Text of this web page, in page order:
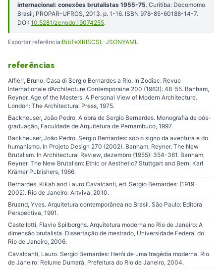
internacional: conexões brutalistas 1955-75. Curitiba: Docomomo
Brasil; PROPAR-UFRGS, 2013. p. 1-16. ISBN 978-85-60188-14-7.
DOI: 10.5281/zenodo.19074255.
Exportar referência:BibTeXRISCSL-JSONYAML
referências
Alfieri, Bruno. Casa di Sergio Bernardes a Rio. In Zodiac: Revue
Internationale d’Architecture Contemporaine 200 (1963): 48-55. Banham,
Reyner. Age of the Masters: A Personal View of Modern Architecture.
London: The Architectural Press, 1975.
Backheuser, João Pedro. A obra de Sergio Bernardes. Monografia de pós-
graduação, Faculdade de Arquitetura de Pernambuco, 1997.
Backheuser, João Pedro. Sergio Bernardes: sob o signo da aventura e do
humanismo. In Projeto Design 270 (2002). Banham, Reyner. The New
Brutalism. In Architectural Review, dezembro (1955): 354-361. Banham,
Reyner. The New Brutalism: Ethic or Aesthetic? Stuttgart and Bern: Karl
Krämer Publishers, 1966.
Bernardes, Kikah and Lauro Cavalcanti, ed. Sergio Bernardes: (1919-
2002). Rio de Janeiro: Artviva, 2010.
Bruand, Yves. Arquitetura contemporânea no Brasil. São Paulo: Editora
Perspectiva, 1991.
Castellotti, Flavio Spilborghs. Arquitetura moderna no Rio de Janeiro: A
dimensão brutalista. Dissertação de mestrado, Universidade Federal do
Rio de Janeiro, 2006.
Cavalcanti, Lauro. Sergio Bernardes: Herói de uma tragédia moderna. Rio
de Janeiro: Relume Dumará, Prefeitura do Rio de Janeiro, 2004.